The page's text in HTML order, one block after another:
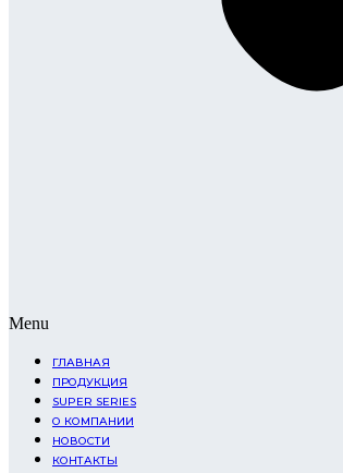
Menu
ГЛАВНАЯ
ПРОДУКЦИЯ
SUPER SERIES
О КОМПАНИИ
НОВОСТИ
КОНТАКТЫ